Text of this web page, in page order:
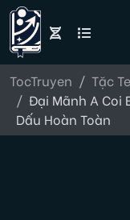
TocTruyen
Tặc
Đại Mãnh A Coi
Dấu Hoàn Toàn